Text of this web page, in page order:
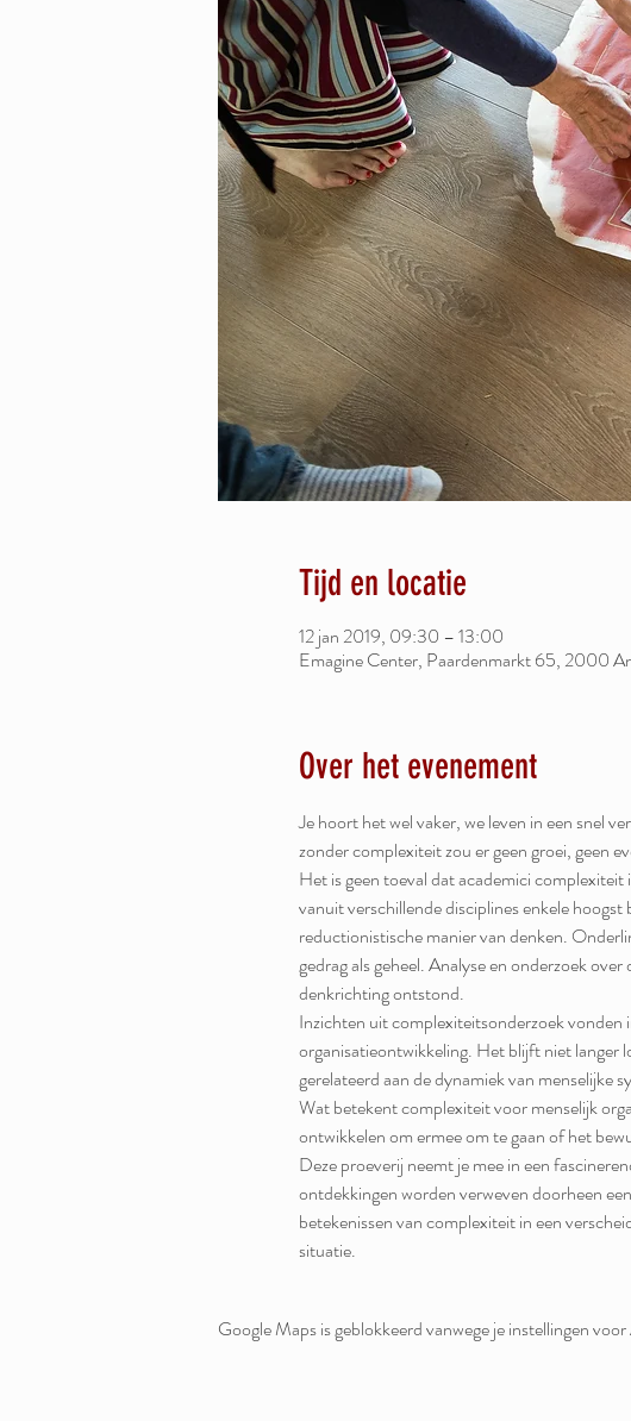
Tijd en locatie
12 jan 2019, 09:30 – 13:00
Emagine Center, Paardenmarkt 65, 2000
Over het evenement
Je hoort het wel vaker, we leven in een snel
zonder complexiteit zou er geen groei, geen
Het is geen toeval dat academici
vanuit verschillende disciplines enkele
reductionistische manier van denken.
gedrag als geheel. Analyse en onderzoek
denkrichting ontstond.
Inzichten uit complexiteitsonderzoek vonden
organisatieontwikkeling. Het blijft niet langer
gerelateerd aan de dynamiek van menselijke
Wat betekent complexiteit voor menselijk
ontwikkelen om ermee om te gaan of het
Deze proeverij neemt je mee in een
ontdekkingen worden verweven doorheen
betekenissen van complexiteit in een
situatie.
Google Maps is geblokkeerd vanwege je instellingen